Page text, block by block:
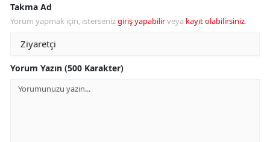
Takma Ad
Yorum yapmak için, istersenizgiriş yapabilirveya kayıt olabilirsiniz.
Yorum Yazın (500 Karakter)